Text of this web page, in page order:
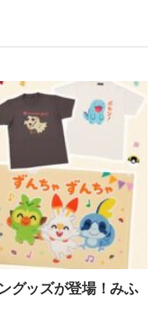
グッズが登場！みふ